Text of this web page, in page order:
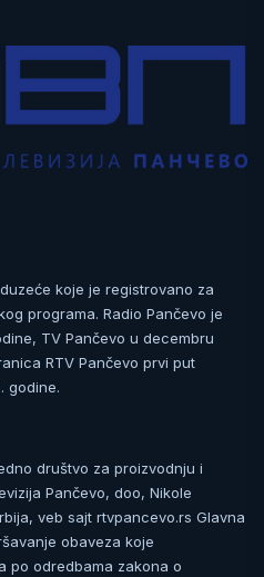
koje je registrovano za
programa. Radio Pančevo je
TV Pančevo u decembru
RTV Pančevo prvi put
godine.
društvo za proizvodnju i
Pančevo, doo, Nikole
veb sajt rtvpancevo.rs Glavna
obaveza koje
po odredbama zakona o